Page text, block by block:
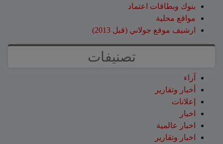
بنوك وبطاقات اعتماد
مواقع محلية
ارشيف موقع جولاني (قبل 2013)
تصنيفات
آراء
أخبار وتقارير
إعلانات
اخبار
اخبار عالمية
اخبار وتقارير